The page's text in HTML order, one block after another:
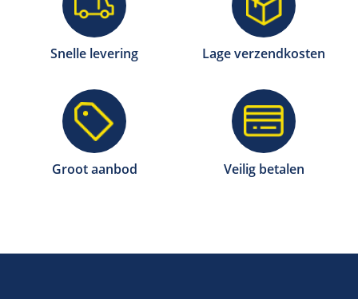
Snelle levering Lage verzendkosten
Groot aanbod Veilig betalen